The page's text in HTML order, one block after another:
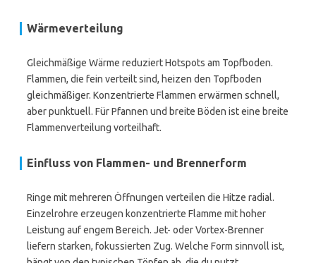
Wärmeverteilung
Gleichmäßige Wärme reduziert Hotspots am Topfboden.
Flammen, die fein verteilt sind, heizen den Topfboden
gleichmäßiger. Konzentrierte Flammen erwärmen schnell,
aber punktuell. Für Pfannen und breite Böden ist eine breite
Flammenverteilung vorteilhaft.
Einfluss von Flammen- und Brennerform
Ringe mit mehreren Öffnungen verteilen die Hitze radial.
Einzelrohre erzeugen konzentrierte Flamme mit hoher
Leistung auf engem Bereich. Jet- oder Vortex-Brenner
liefern starken, fokussierten Zug. Welche Form sinnvoll ist,